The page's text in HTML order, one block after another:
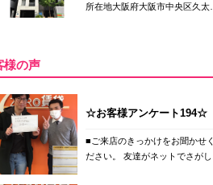
所在地大阪府大阪市中央区久太
様の声
☆お客様アンケート194☆
■ご来店のきっかけをお聞かせく
ださい。 友達がネットでさがし